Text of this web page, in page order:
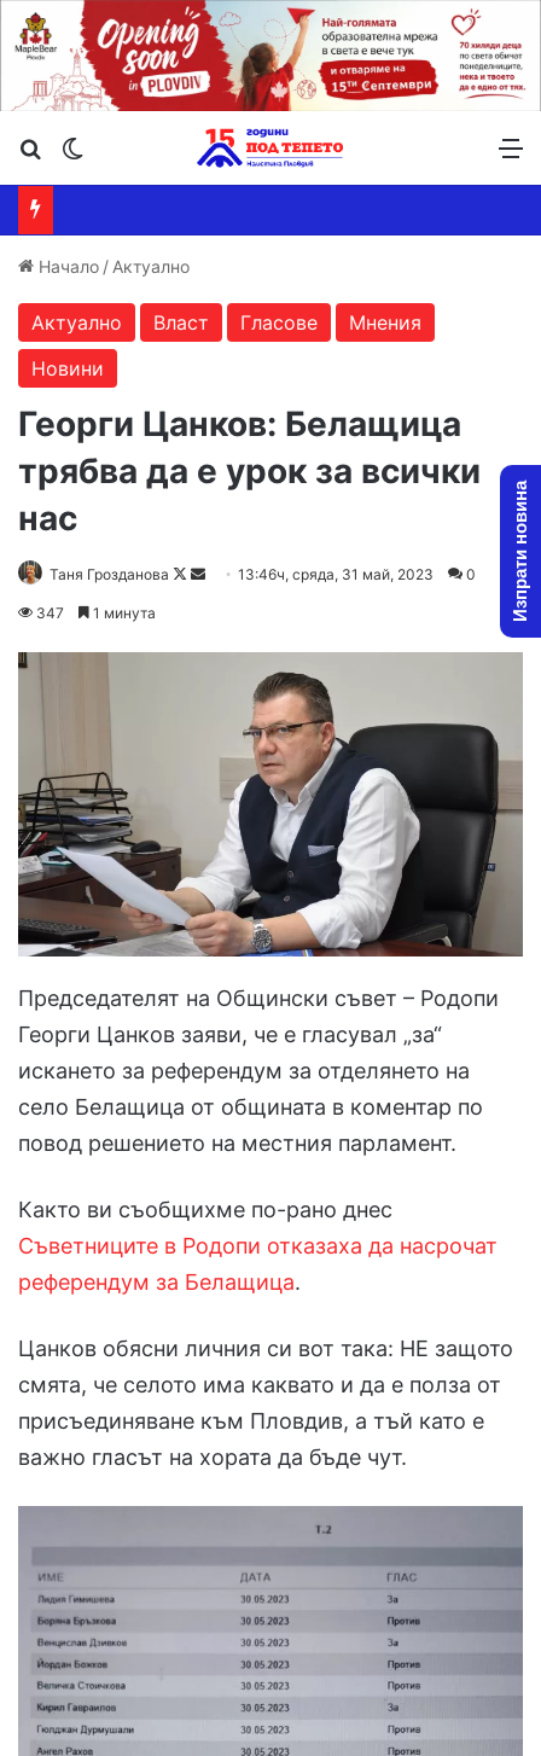
Търсене ...
Начало / Актуално
Актуално Власт Гласове
Мнения
Новини
Георги Цанков: Белащица
трябва да е урок за всички
нас
Таня Грозданова
Follow
Send13:46ч, сряда, 31 май, 2023 0
347 1 минута
Председателят на Общински съвет – Родопи
Георги Цанков заяви, че е гласувал „за“
искането за референдум за отделянето на
село Белащица от общината в коментар по
повод решението на местния парламент.
Както ви съобщихме по-рано днес
Съветниците в Родопи отказаха да насрочат
референдум за Белащица.
Цанков обясни личния си вот така: НЕ защото
смята, че селото има каквато и да е полза от
присъединяване към Пловдив, а тъй като е
важно гласът на хората да бъде чут.
Изпрати новина